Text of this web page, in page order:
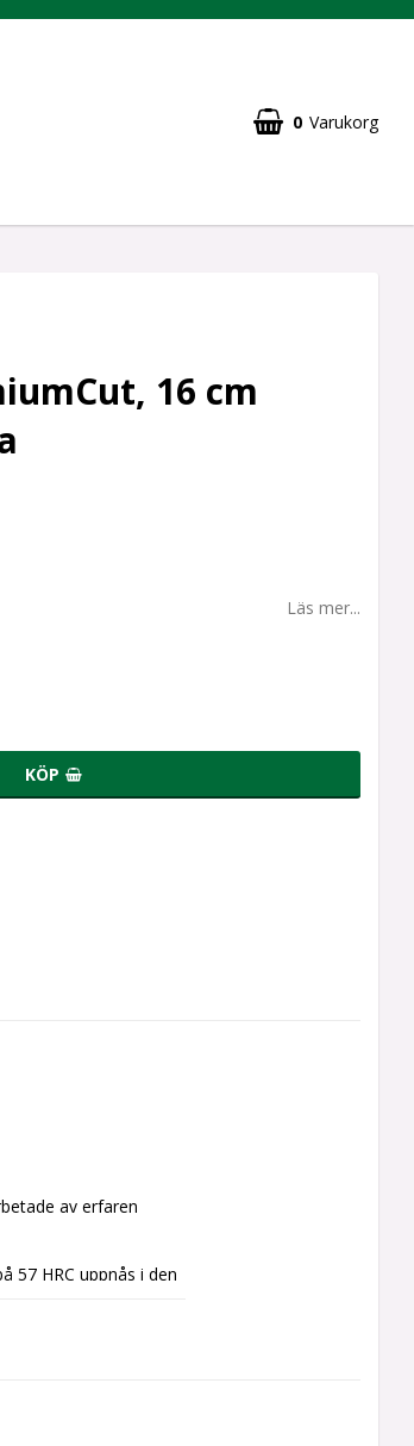
0 Varukorg
16 cm
Läs mer...
KÖP
av erfaren
57 HRC uppnås i den